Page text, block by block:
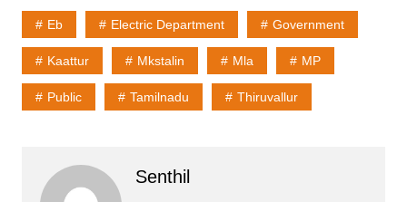
Eb Electric Department Government
Kaattur Mkstalin Mla MP
Public Tamilnadu Thiruvallur
Senthil